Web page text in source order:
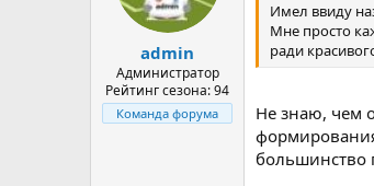
admin
Администратор
Рейтинг сезона: 94
Команда форума
Имел ввиду
Мне просто
ради
Не знаю, чем
большинство